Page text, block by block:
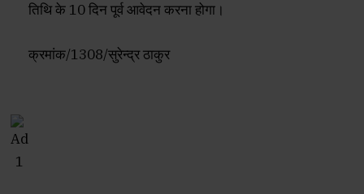
तिथि के 10 दिन पूर्व आवेदन करना होगा।
क्रमांक/1308/सुरेन्द्र ठाकुर